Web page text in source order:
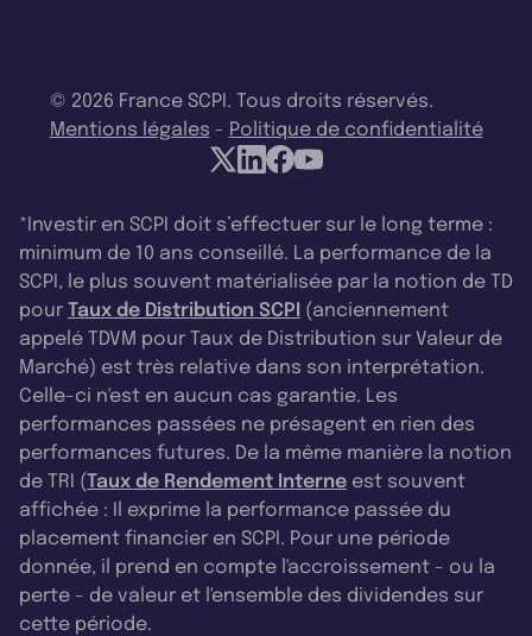
© 2026 France SCPI. Tous droits réservés.
Mentions légales - Politique de confidentialité
*Investir en SCPI doit s’effectuer sur le long terme :
minimum de 10 ans conseillé. La performance de la
SCPI, le plus souvent matérialisée par la notion de TD
pour Taux de Distribution SCPI (anciennement
appelé TDVM pour Taux de Distribution sur Valeur de
Marché) est très relative dans son interprétation.
Celle-ci n'est en aucun cas garantie. Les
performances passées ne présagent en rien des
performances futures. De la même manière la notion
de TRI (Taux de Rendement Interne est souvent
affichée : Il exprime la performance passée du
placement financier en SCPI. Pour une période
donnée, il prend en compte l'accroissement - ou la
perte - de valeur et l'ensemble des dividendes sur
cette période.